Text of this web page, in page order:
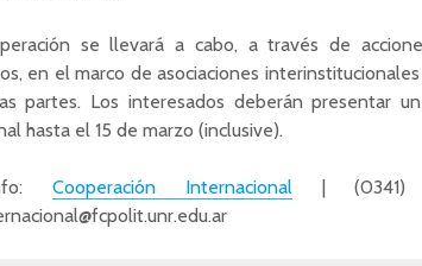
se llevará a cabo, a través de
en el marco de asociaciones
partes. Los interesados deberán presentar
hasta el 15 de marzo (inclusive).
Cooperación Internacional| (0341)